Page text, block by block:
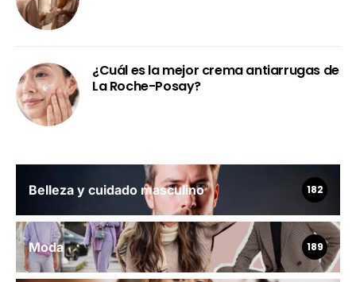
¿Cuál es la mejor crema antiarrugas de
La Roche-Posay?
Belleza y cuidado masculino 182
Moda 189